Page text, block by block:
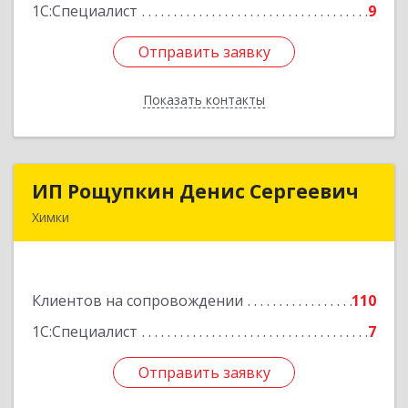
1С:Специалист 9
Отправить заявку
Показать контакты
Отправить заявку
Назад
ИП Рощупкин Денис Сергеевич
Химки
Клиентов на сопровождении
110
1С:Специалист
7
Отправить заявку
ИП Рощупкин Денис Сергеевич
Подробнее
Отправить заявку